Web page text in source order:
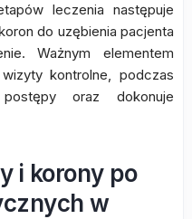
leczenia następuje
do uzębienia pacjenta
Ważnym elementem
kontrolne, podczas
oraz dokonuje
i korony po
w